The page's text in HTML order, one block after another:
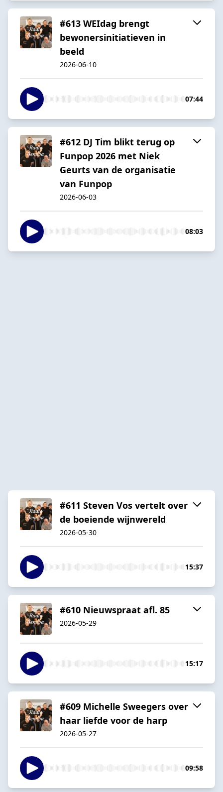
#613 WEIdag brengt
bewonersinitiatieven in
beeld
2026-06-10
07:44
#612 DJ Tim blikt terug op
Funpop 2026 met Niek
Geurts van de organisatie
van Funpop
2026-06-03
08:03
#611 Steven Vos vertelt over
de boeiende wijnwereld
2026-05-30
15:37
#610 Nieuwspraat afl. 85
2026-05-29
15:17
#609 Michelle Sweegers over
haar liefde voor de harp
2026-05-27
09:58